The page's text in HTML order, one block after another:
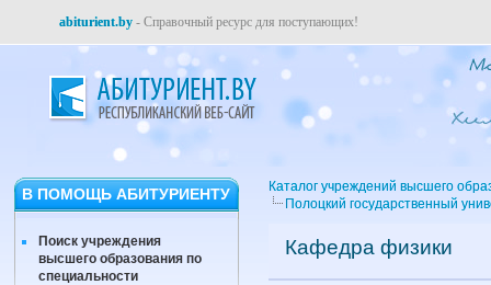
abiturient.by - Справочный ресурс для поступающих!
В ПОМОЩЬ АБИТУРИЕНТУ
Поиск учреждения
высшего образования по
специальности
Каталог учреждений высшего
Полоцкий государственный
Кафедра физики